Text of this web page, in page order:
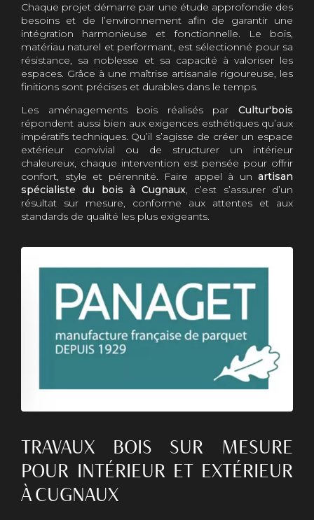
Chaque projet démarre par une étude approfondie des
besoins et de l’environnement afin de garantir une
intégration harmonieuse et fonctionnelle. Le bois,
matériau naturel et performant, est sélectionné pour sa
résistance, sa noblesse et sa capacité à valoriser les
espaces. Grâce à une maîtrise artisanale rigoureuse, les
finitions sont précises et durables dans le temps.
Les aménagements bois réalisés par Cultur'bois
répondent aussi bien aux exigences esthétiques qu’aux
impératifs techniques. Qu’il s’agisse de créer un espace
extérieur convivial ou de structurer un intérieur
chaleureux, chaque intervention est pensée pour offrir
confort, style et pérennité. Faire appel à un artisan
spécialiste du bois à Cugnaux, c’est s’assurer d’un
résultat sur mesure, conforme aux attentes et aux
standards de qualité les plus exigeants.
TRAVAUX BOIS SUR MESURE
POUR INTÉRIEUR ET EXTÉRIEUR
À CUGNAUX